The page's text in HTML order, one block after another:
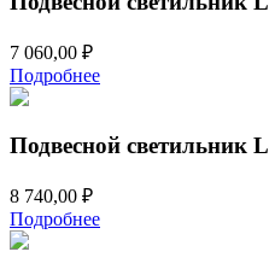
7 060,00 ₽
Подробнее
Подвесной светильник
8 740,00 ₽
Подробнее